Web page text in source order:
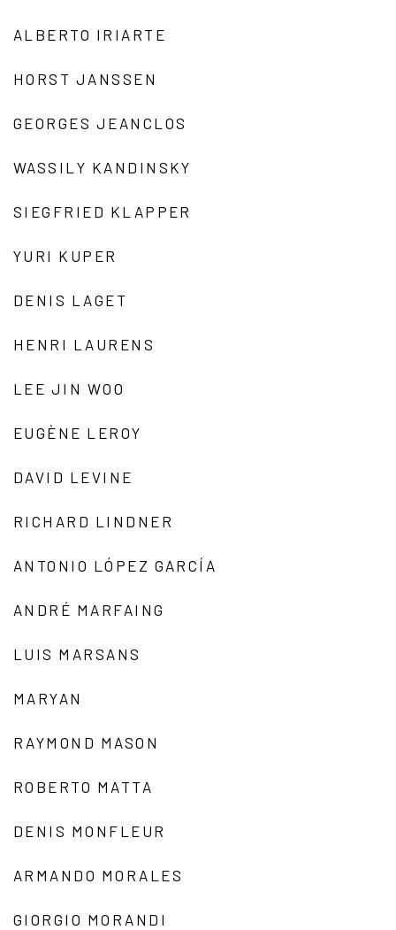
ALBERTO IRIARTE
HORST JANSSEN
GEORGES JEANCLOS
WASSILY KANDINSKY
SIEGFRIED KLAPPER
YURI KUPER
DENIS LAGET
HENRI LAURENS
LEE JIN WOO
EUGÈNE LEROY
DAVID LEVINE
RICHARD LINDNER
ANTONIO LÓPEZ GARCÍA
ANDRÉ MARFAING
LUIS MARSANS
MARYAN
RAYMOND MASON
ROBERTO MATTA
DENIS MONFLEUR
ARMANDO MORALES
GIORGIO MORANDI